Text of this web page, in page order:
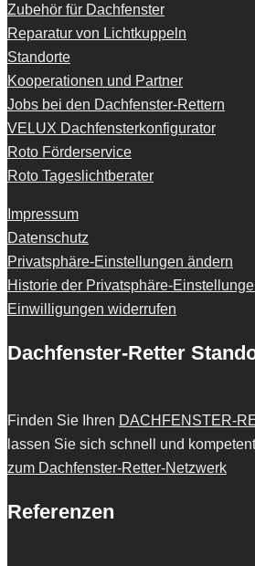
Zubehör für Dachfenster
Reparatur von Lichtkuppeln
Standorte
Kooperationen und Partner
Jobs bei den Dachfenster-Rettern
VELUX Dachfensterkonfigurator
Roto Förderservice
Roto Tageslichtberater
Impressum
Datenschutz
Privatsphäre-Einstellungen ändern
Historie der Privatsphäre-
Einwilligungen widerrufen
Dachfenster-Retter
Finden Sie Ihren DACHFENSTER-
lassen Sie sich schnell und
zum Dachfenster-Retter-Netzwerk
Referenzen